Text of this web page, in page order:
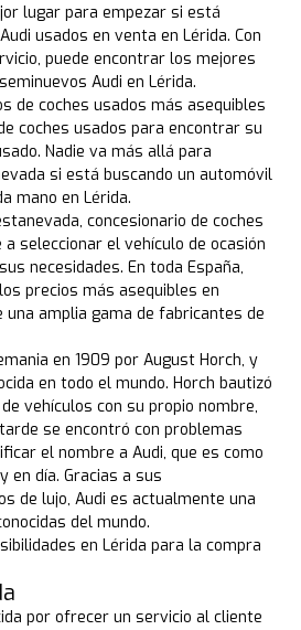
lugar para empezar si está
usados en venta en Lérida. Con
puede encontrar los mejores
Audi en Lérida.
de coches usados más asequibles
coches usados para encontrar su
Nadie va más allá para
si está buscando un automóvil
mano en Lérida.
concesionario de coches
seleccionar el vehículo de ocasión
necesidades. En toda España,
precios más asequibles en
una amplia gama de fabricantes de
en 1909 por August Horch, y
en todo el mundo. Horch bautizó
vehículos con su propio nombre,
se encontró con problemas
el nombre a Audi, que es como
en día. Gracias a sus
de lujo, Audi es actualmente una
del mundo.
en Lérida para la compra
por ofrecer un servicio al cliente